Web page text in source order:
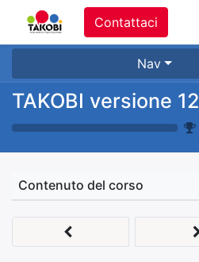
Contattaci
Nav
TAKOBI versione 12
Contenuto del corso